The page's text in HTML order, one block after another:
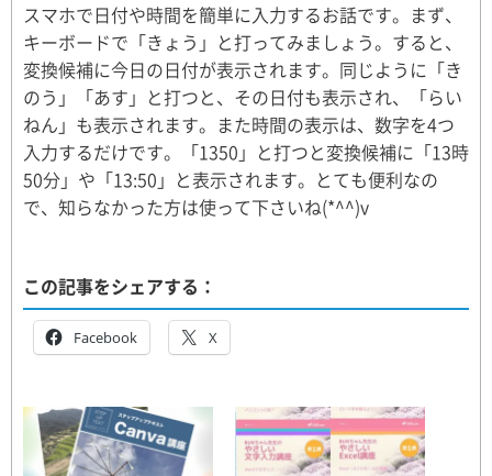
スマホで日付や時間を簡単に入力するお話です。まず、
キーボードで「きょう」と打ってみましょう。すると、
変換候補に今日の日付が表示されます。同じように「き
のう」「あす」と打つと、その日付も表示され、「らい
ねん」も表示されます。また時間の表示は、数字を4つ
入力するだけです。「1350」と打つと変換候補に「13時
50分」や「13:50」と表示されます。とても便利なの
で、知らなかった方は使って下さいね(*^^)v
この記事をシェアする：
Facebook X